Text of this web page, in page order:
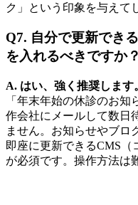
ク」という印象を与えて
Q7. 自分で更新でき
を入れるべきですか？
A. はい、強く推奨します
「年末年始の休診のお
作会社にメールして数日
ません。お知らせやブロ
即座に更新できるCMS（
が必須です。操作方法は